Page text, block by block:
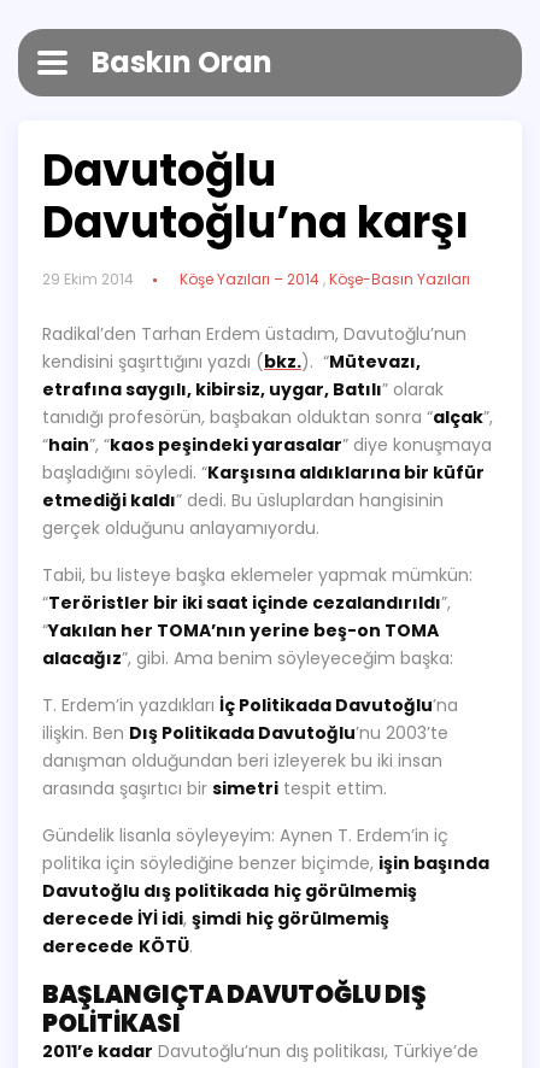
Baskın Oran
Davutoğlu
Davutoğlu’na karşı
29 Ekim 2014 Köşe Yazıları – 2014,Köşe-Basın Yazıları
Radikal’den Tarhan Erdem üstadım, Davutoğlu’nun
kendisini şaşırttığını yazdı (bkz.). “Mütevazı,
etrafına saygılı, kibirsiz, uygar, Batılı” olarak
tanıdığı profesörün, başbakan olduktan sonra “alçak”,
“hain”, “kaos peşindeki yarasalar” diye konuşmaya
başladığını söyledi. “Karşısına aldıklarına bir küfür
etmediği kaldı” dedi. Bu üsluplardan hangisinin
gerçek olduğunu anlayamıyordu.
Tabii, bu listeye başka eklemeler yapmak mümkün:
“Teröristler bir iki saat içinde cezalandırıldı”,
“Yakılan her TOMA’nın yerine beş-on TOMA
alacağız”, gibi. Ama benim söyleyeceğim başka:
T. Erdem’in yazdıkları İç Politikada Davutoğlu’na
ilişkin. Ben Dış Politikada Davutoğlu’nu 2003’te
danışman olduğundan beri izleyerek bu iki insan
arasında şaşırtıcı bir simetri tespit ettim.
Gündelik lisanla söyleyeyim: Aynen T. Erdem’in iç
politika için söylediğine benzer biçimde, işin başında
Davutoğlu dış politikada hiç görülmemiş
derecede İYİ idi, şimdi hiç görülmemiş
derecede KÖTÜ.
BAŞLANGIÇTA DAVUTOĞLU DIŞ
POLİTİKASI
2011’e kadar Davutoğlu’nun dış politikası, Türkiye’de